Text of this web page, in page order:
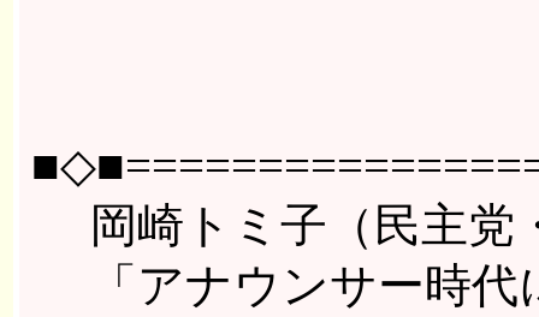
岡崎トミ子（民主党
「アナウンサー時代